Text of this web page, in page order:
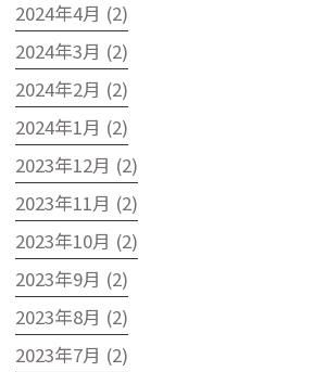
2024年4月 (2)
2024年3月 (2)
2024年2月 (2)
2024年1月 (2)
2023年12月 (2)
2023年11月 (2)
2023年10月 (2)
2023年9月 (2)
2023年8月 (2)
2023年7月 (2)